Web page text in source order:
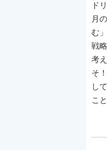
ド
月
む
戦
考
そ
し
こ